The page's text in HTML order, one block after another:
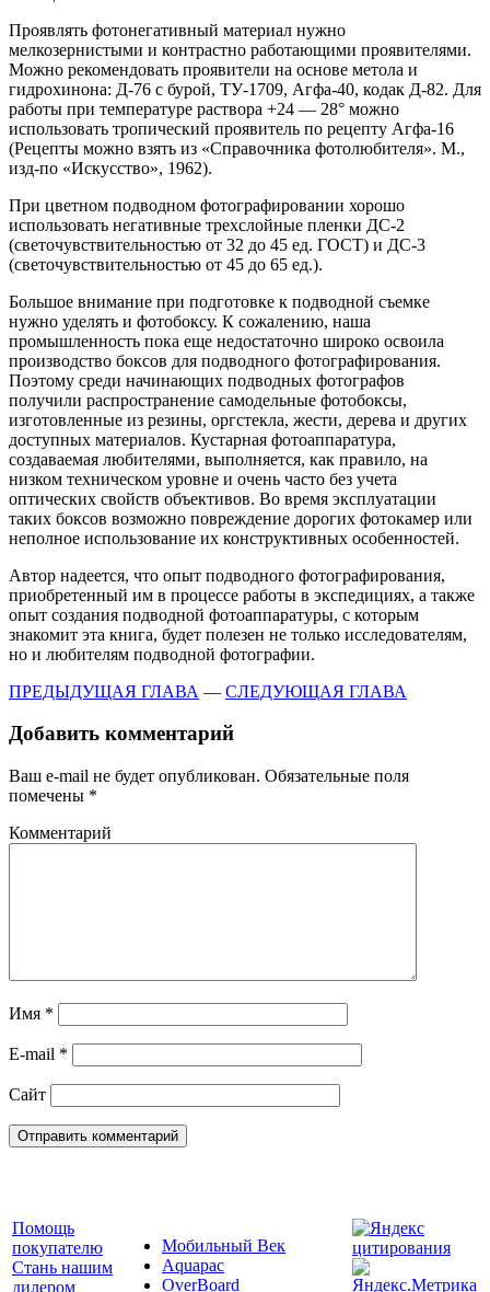
Проявлять фотонегативный материал нужно
мелкозернистыми и контрастно работающими проявителями.
Можно рекомендовать проявители на основе метола и
гидрохинона: Д-76 с бурой, ТУ-1709, Агфа-40, кодак Д-82. Для
работы при температуре раствора +24 — 28° можно
использовать тропический проявитель по рецепту Агфа-16
(Рецепты можно взять из «Справочника фотолюбителя». М.,
изд-по «Искусство», 1962).
При цветном подводном фотографировании хорошо
использовать негативные трехслойные пленки ДС-2
(светочувствительностью от 32 до 45 ед. ГОСТ) и ДС-3
(светочувствительностью от 45 до 65 ед.).
Большое внимание при подготовке к подводной съемке
нужно уделять и фотобоксу. К сожалению, наша
промышленность пока еще недостаточно широко освоила
производство боксов для подводного фотографирования.
Поэтому среди начинающих подводных фотографов
получили распространение самодельные фотобоксы,
изготовленные из резины, оргстекла, жести, дерева и других
доступных материалов. Кустарная фотоаппаратура,
создаваемая любителями, выполняется, как правило, на
низком техническом уровне и очень часто без учета
оптических свойств объективов. Во время эксплуатации
таких боксов возможно повреждение дорогих фотокамер или
неполное использование их конструктивных особенностей.
Автор надеется, что опыт подводного фотографирования,
приобретенный им в процессе работы в экспедициях, а также
опыт создания подводной фотоаппаратуры, с которым
знакомит эта книга, будет полезен не только исследователям,
но и любителям подводной фотографии.
ПРЕДЫДУЩАЯ ГЛАВА — СЛЕДУЮЩАЯ ГЛАВА
Добавить комментарий
Ваш e-mail не будет опубликован. Обязательные поля
помечены *
Комментарий
Имя *
E-mail *
Сайт
Помощь
покупателю
Стань нашим
дилером
Мобильный Век
Aquapac
OverBoard